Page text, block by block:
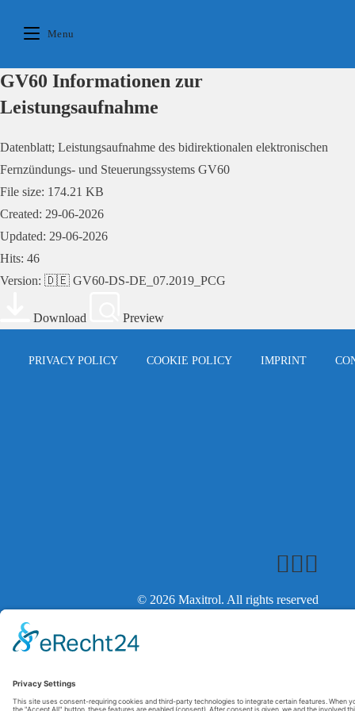
Menu
GV60 Informationen zur
Leistungsaufnahme
Datenblatt; Leistungsaufnahme des bidirektionalen elektronischen
Fernzündungs- und Steuerungssystems GV60
File size: 174.21 KB
Created: 29-06-2026
Updated: 29-06-2026
Hits: 46
Version: 🇩🇪 GV60-DS-DE_07.2019_PCG
Download Preview
PRIVACY POLICY COOKIE POLICY IMPRINT
© 2026 Maxitrol. All rights reserved